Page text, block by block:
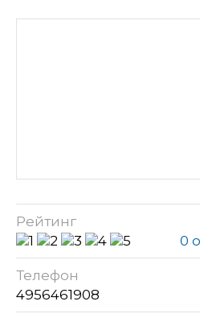
Рейтинг
0
Телефон
4956461908